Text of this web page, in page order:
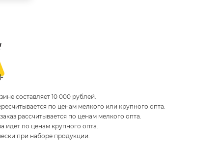
составляет 10 000 рублей.
по ценам мелкого или крупного опта.
рассчитывается по ценам мелкого опта.
идет по ценам крупного опта.
при наборе продукции.